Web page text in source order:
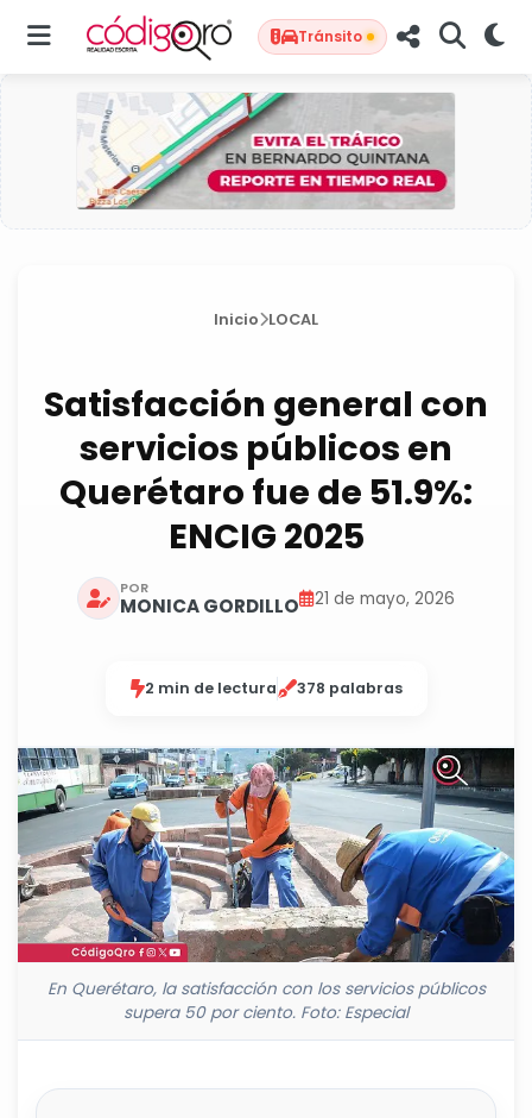
Tránsito
Inicio LOCAL
Satisfacción general con
servicios públicos en
Querétaro fue de 51.9%:
ENCIG 2025
POR
MONICA GORDILLO 21 de mayo, 2026
2 min de lectura 378 palabras
En Querétaro, la satisfacción con los servicios públicos
supera 50 por ciento. Foto: Especial